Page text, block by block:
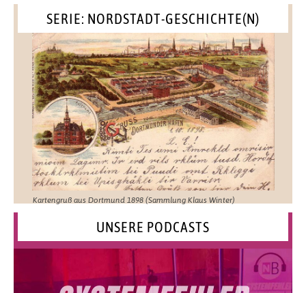
SERIE: NORDSTADT-GESCHICHTE(N)
Kartengruß aus Dortmund 1898 (Sammlung Klaus Winter)
UNSERE PODCASTS